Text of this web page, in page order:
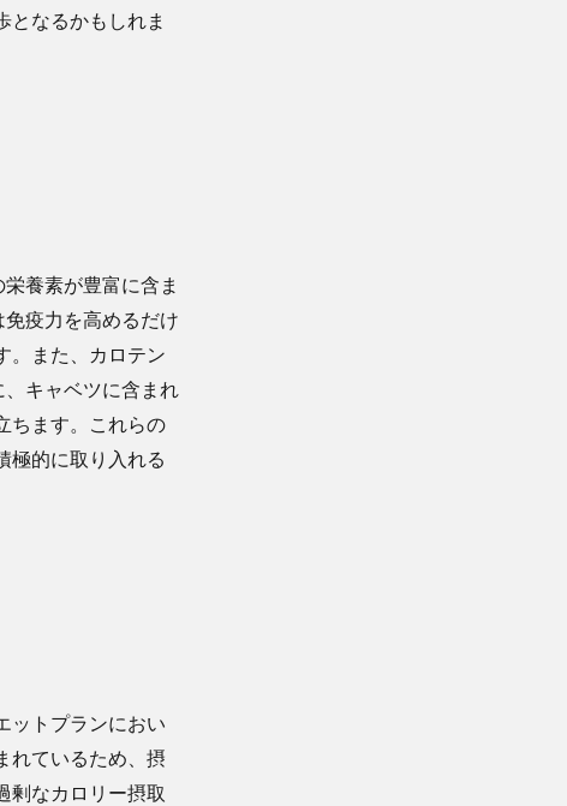
となるかもしれま
養素が豊富に含ま
疫力を高めるだけ
。また、カロテン
キャベツに含まれ
ちます。これらの
極的に取り入れる
ットプランにおい
れているため、摂
剰なカロリー摂取